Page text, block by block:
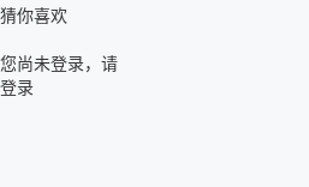
猜你喜欢
您尚未登录，请
登录